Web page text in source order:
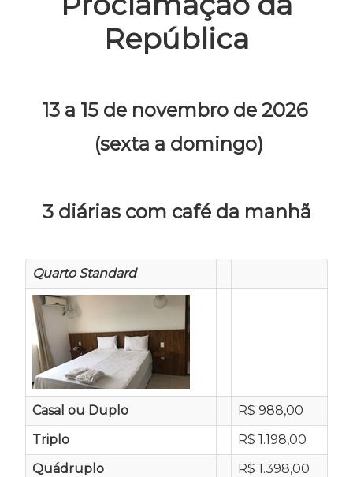
República
13 a 15 de novembro de 2026
(sexta a domingo)
3 diárias com café da manhã
Quarto Standard
Casal ou Duplo
R$ 988,00
Triplo
R$ 1.198,00
Quádruplo
R$ 1.398,00